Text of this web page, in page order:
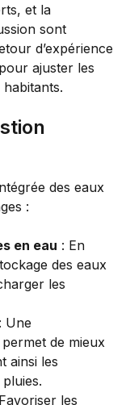
et la
sont
d’expérience
ajuster les
des eaux
:
en eau : En
des eaux
les
: Une
de mieux
ainsi les
les